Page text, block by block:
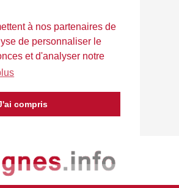
à nos partenaires de
de personnaliser le
et d'analyser notre
compris